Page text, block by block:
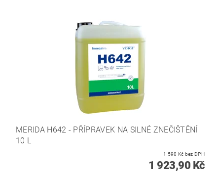
MERIDA H642 - PŘÍPRAVEK NA SILNÉ ZNEČIŠTĚNÍ
10 L
1 590 Kč bez DPH
1 923,90 Kč